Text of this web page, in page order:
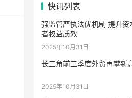
快讯列表
强监管严执法优机制 提升资
者权益质效
2025年10月31日
长三角前三季度外贸再攀新
2025年10月31日